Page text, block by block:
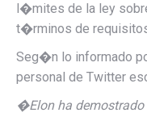
l�mites de la ley
t�rminos de
Seg�n lo informado
personal de Twitter
�Elon ha